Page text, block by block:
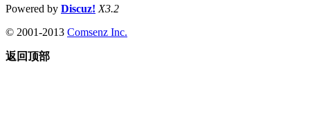
Powered by Discuz! X3.2
© 2001-2013 Comsenz Inc.
返回顶部